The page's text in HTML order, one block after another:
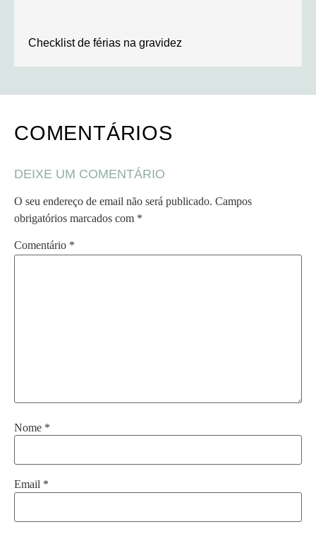
Checklist de férias na gravidez
COMENTÁRIOS
DEIXE UM COMENTÁRIO
O seu endereço de email não será publicado. Campos
obrigatórios marcados com *
Comentário *
Nome *
Email *